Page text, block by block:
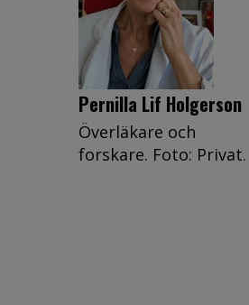
Pernilla Lif Holgerson
Överläkare och
forskare. Foto: Privat.